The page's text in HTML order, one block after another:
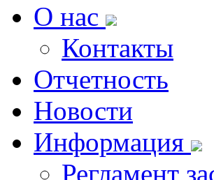
О нас
Контакты
Отчетность
Новости
Информация
Регламент